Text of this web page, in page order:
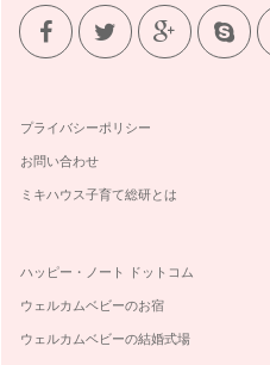
プライバシーポリシー
お問い合わせ
ミキハウス子育て総研とは
ハッピー・ノート ドットコム
ウェルカムベビーのお宿
ウェルカムベビーの結婚式場